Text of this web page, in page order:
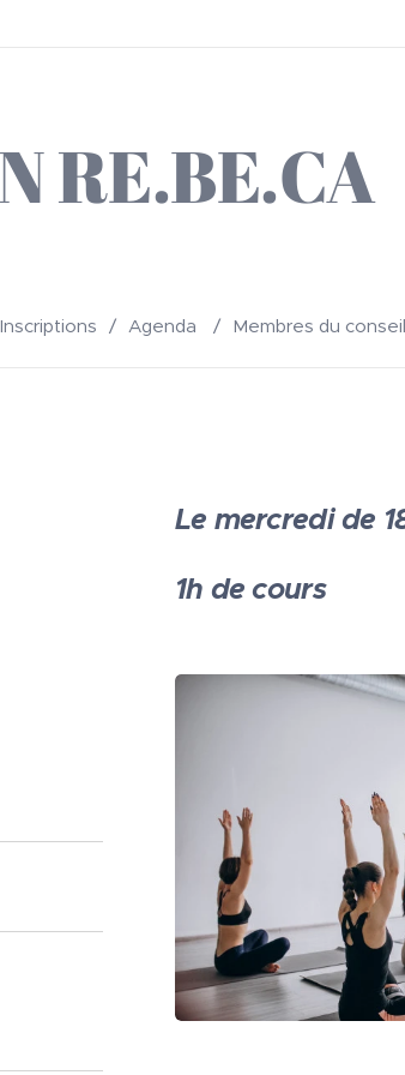
RE.BE.CA
Inscriptions Agenda Membres du
Le mercredi de
1h de cours